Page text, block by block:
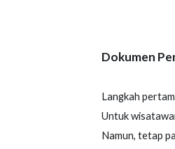
Dokumen
Langkah
Untuk
Namun, tetap